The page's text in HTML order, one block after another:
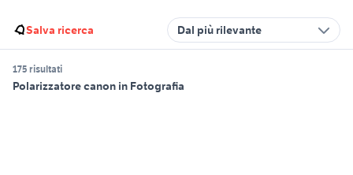
Salva ricerca Dal più rilevante
175 risultati
Polarizzatore canon in Fotografia